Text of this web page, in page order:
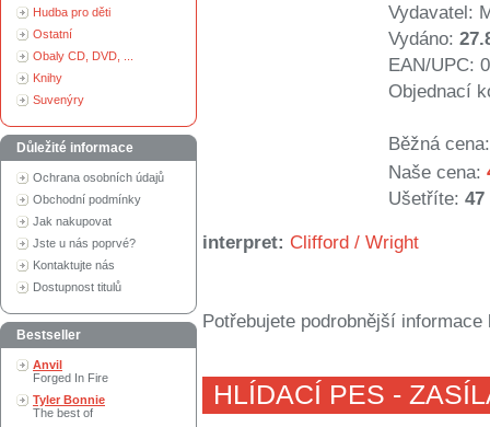
Hudba pro děti
Ostatní
Obaly CD, DVD, ...
Knihy
Suvenýry
Důležité informace
Ochrana osobních údajů
Obchodní podmínky
Jak nakupovat
Jste u nás poprvé?
Kontaktujte nás
Dostupnost titulů
Bestseller
Anvil
Forged In Fire
Tyler Bonnie
The best of
Vydavatel:
Vydáno:
EAN/UPC:
Objednací
Běžná cena:
Naše cena:
Ušetříte: 47
interpret: Clifford / Wright
Potřebujete podrobnější
HLÍDACÍ PES -